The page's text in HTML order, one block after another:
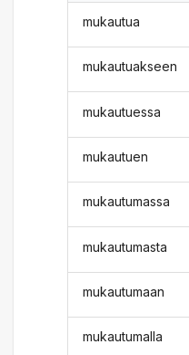
mukautua
mukautuakseen
mukautuessa
mukautuen
mukautumassa
mukautumasta
mukautumaan
mukautumalla